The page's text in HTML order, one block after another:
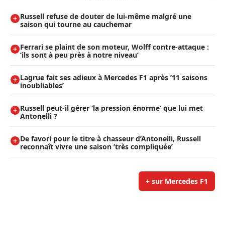
Russell refuse de douter de lui-même malgré une
saison qui tourne au cauchemar
Ferrari se plaint de son moteur, Wolff contre-attaque :
’ils sont à peu près à notre niveau’
Lagrue fait ses adieux à Mercedes F1 après ’11 saisons
inoubliables’
Russell peut-il gérer ’la pression énorme’ que lui met
Antonelli ?
De favori pour le titre à chasseur d’Antonelli, Russell
reconnaît vivre une saison ’très compliquée’
+ sur Mercedes F1